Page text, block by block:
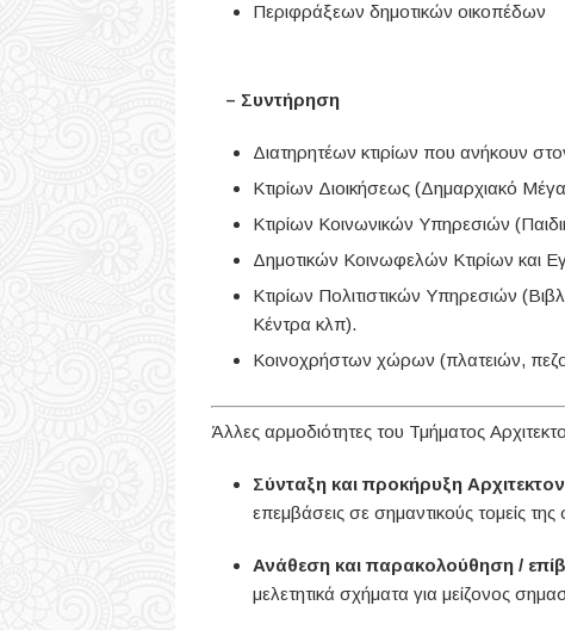
Περιφράξεων δημοτικών οικοπέδων
– Συντήρηση
Διατηρητέων κτιρίων που ανήκουν
Κτιρίων Διοικήσεως (Δημαρχιακό
Κτιρίων Κοινωνικών Υπηρεσιών
Δημοτικών Κοινωφελών Κτιρίων και
Κτιρίων Πολιτιστικών Υπηρεσιών
Κέντρα κλπ).
Κοινοχρήστων χώρων (πλατειών,
Άλλες αρμοδιότητες του Τμήματος
Σύνταξη και προκήρυξη
επεμβάσεις σε σημαντικούς τομείς
Ανάθεση και παρακολούθηση /
μελετητικά σχήματα για μείζονος